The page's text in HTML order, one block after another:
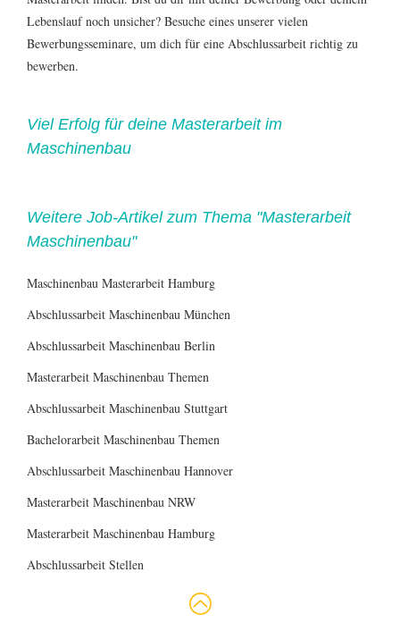
Lebenslaufnoch unsicher? Besuche eines unserer vielen
Bewerbungsseminare, um dich für eine Abschlussarbeit richtig zu
bewerben.
Viel Erfolg für deine Masterarbeit im
Maschinenbau
Weitere Job-Artikel zum Thema "Masterarbeit
Maschinenbau"
Maschinenbau Masterarbeit Hamburg
Abschlussarbeit Maschinenbau München
Abschlussarbeit Maschinenbau Berlin
Masterarbeit Maschinenbau Themen
Abschlussarbeit Maschinenbau Stuttgart
Bachelorarbeit Maschinenbau Themen
Abschlussarbeit Maschinenbau Hannover
Masterarbeit Maschinenbau NRW
Masterarbeit Maschinenbau Hamburg
Abschlussarbeit Stellen